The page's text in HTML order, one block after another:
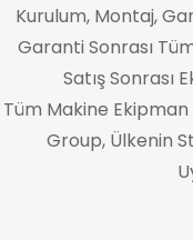
Kurulum, Montaj,
Garanti Sonrası
Satış Sonrası
Tüm Makine
Group, Ülkenin